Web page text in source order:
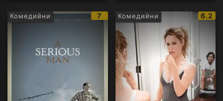
Комедийни
IMDb
рейтинг:
7 Комедийни
IMDb
6.2